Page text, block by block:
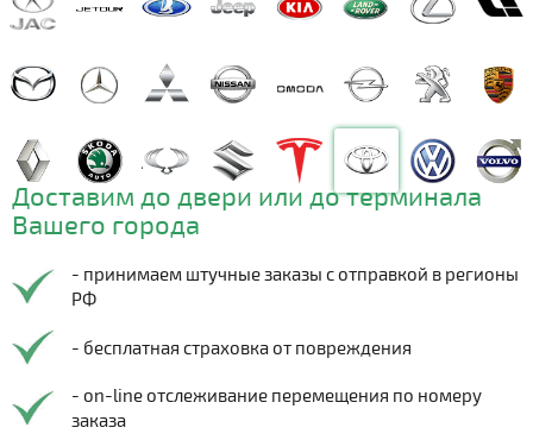
Доставим до двери или до терминала
Вашего города
- принимаем штучные заказы с отправкой в регионы
РФ
- бесплатная страховка от повреждения
- on-line отслеживание перемещения по номеру
заказа